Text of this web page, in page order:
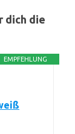
dich die
EMPFEHLUNG